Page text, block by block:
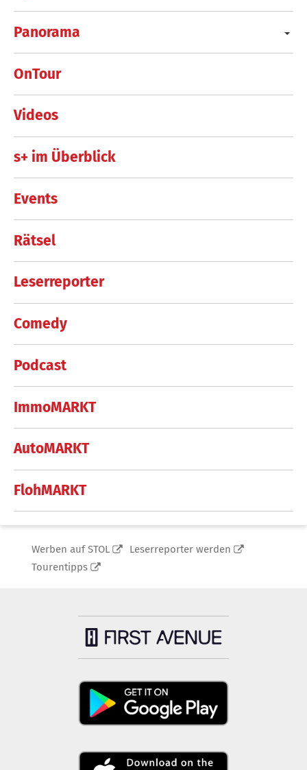
Panorama
OnTour
Videos
s+ im Überblick
Events
Rätsel
Leserreporter
Comedy
Podcast
ImmoMARKT
AutoMARKT
FlohMARKT
Werben auf STOL
Leserreporter werden
Tourentipps